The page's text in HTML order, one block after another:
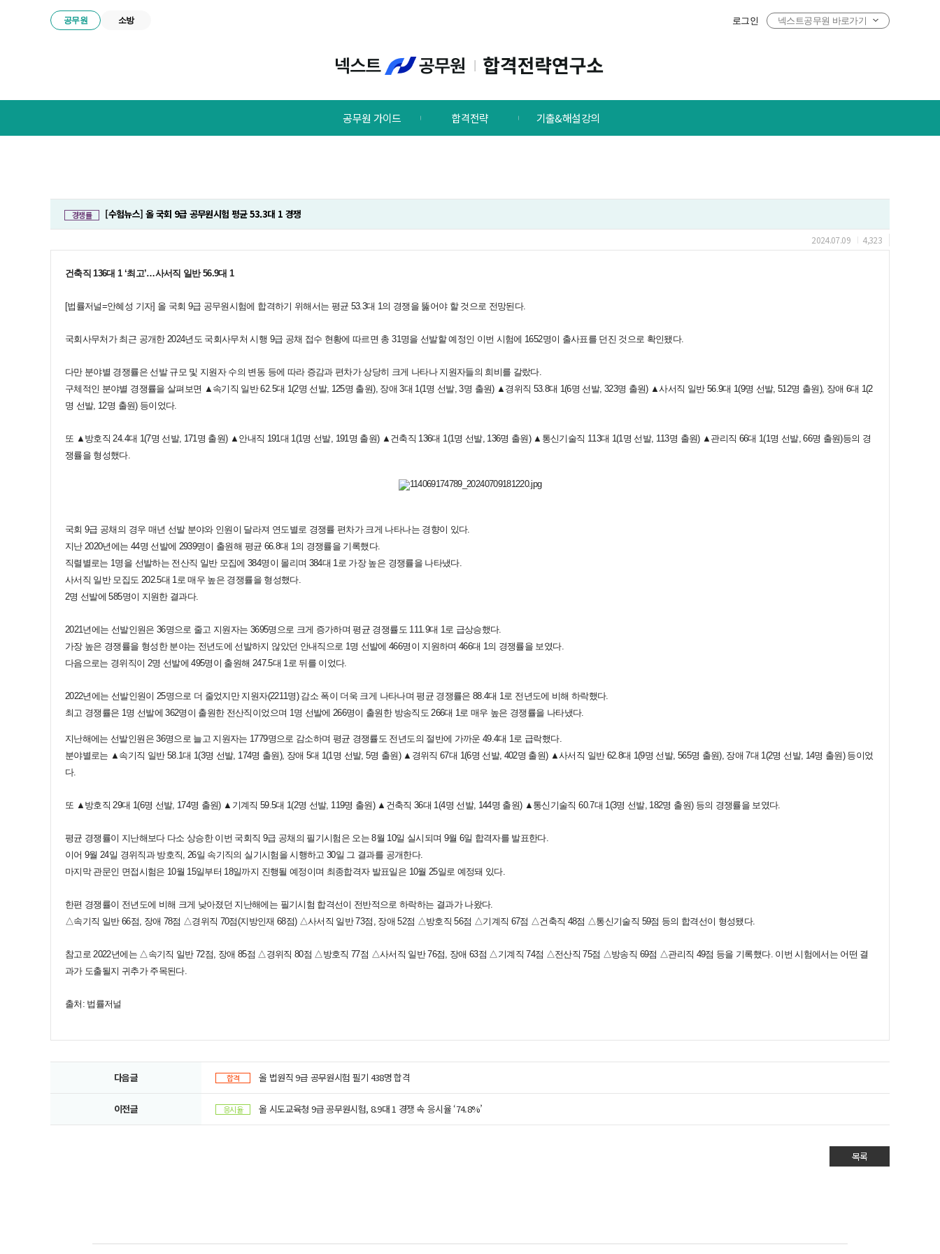
공무원 소방 로그인 넥스트공무원 바로가기
트
공무원 가이드 합격전략 기출&해설강의
경쟁률 [수험뉴스] 올 국회 9급 공무원시험 평균 53.3대 1 경쟁
2024.07.09 4,323
건축직 136대 1 ‘최고’…사서직 일반 56.9대 1
[법률저널=안혜성 기자] 올 국회 9급 공무원시험에 합격하기 위해서는 평균 53.3대 1의 경쟁을 뚫어야 할 것으로 전망된다.
국회사무처가 최근 공개한 2024년도 국회사무처 시행 9급 공채 접수 현황에 따르면 총 31명을 선발할 예정인 이번 시험에 1652명이 출사표를 던진 것으로 확인됐다.
다만 분야별 경쟁률은 선발 규모 및 지원자 수의 변동 등에 따라 증감과 편차가 상당히 크게 나타나 지원자들의 희비를 갈랐다.
구체적인 분야별 경쟁률을 살펴보면 ▲속기직 일반 62.5대 1(2명 선발, 125명 출원), 장애 3대 1(1명 선발, 3명 출원) ▲경위직 53.8대 1(6명 선발, 323명 출원) ▲사서직 일반 56.9대 1(9명 선발, 512명 출원), 장애 6대 1(2
명 선발, 12명 출원) 등이었다.
또 ▲방호직 24.4대 1(7명 선발, 171명 출원) ▲안내직 191대 1(1명 선발, 191명 출원) ▲건축직 136대 1(1명 선발, 136명 출원) ▲통신기술직 113대 1(1명 선발, 113명 출원) ▲관리직 66대 1(1명 선발, 66명 출원)등의 경
쟁률을 형성했다.
국회 9급 공채의 경우 매년 선발 분야와 인원이 달라져 연도별로 경쟁률 편차가 크게 나타나는 경향이 있다.
지난 2020년에는 44명 선발에 2939명이 출원해 평균 66.8대 1의 경쟁률을 기록했다.
직렬별로는 1명을 선발하는 전산직 일반 모집에 384명이 몰리며 384대 1로 가장 높은 경쟁률을 나타냈다.
사서직 일반 모집도 202.5대 1로 매우 높은 경쟁률을 형성했다.
2명 선발에 585명이 지원한 결과다.
2021년에는 선발인원은 36명으로 줄고 지원자는 3695명으로 크게 증가하며 평균 경쟁률도 111.9대 1로 급상승했다.
가장 높은 경쟁률을 형성한 분야는 전년도에 선발하지 않았던 안내직으로 1명 선발에 466명이 지원하며 466대 1의 경쟁률을 보였다.
다음으로는 경위직이 2명 선발에 495명이 출원해 247.5대 1로 뒤를 이었다.
2022년에는 선발인원이 25명으로 더 줄었지만 지원자(2211명) 감소 폭이 더욱 크게 나타나며 평균 경쟁률은 88.4대 1로 전년도에 비해 하락했다.
최고 경쟁률은 1명 선발에 362명이 출원한 전산직이었으며 1명 선발에 266명이 출원한 방송직도 266대 1로 매우 높은 경쟁률을 나타냈다.
지난해에는 선발인원은 36명으로 늘고 지원자는 1779명으로 감소하며 평균 경쟁률도 전년도의 절반에 가까운 49.4대 1로 급락했다.
분야별로는 ▲속기직 일반 58.1대 1(3명 선발, 174명 출원), 장애 5대 1(1명 선발, 5명 출원) ▲경위직 67대 1(6명 선발, 402명 출원) ▲사서직 일반 62.8대 1(9명 선발, 565명 출원), 장애 7대 1(2명 선발, 14명 출원) 등이었
다.
또 ▲방호직 29대 1(6명 선발, 174명 출원) ▲기계직 59.5대 1(2명 선발, 119명 출원) ▲건축직 36대 1(4명 선발, 144명 출원) ▲통신기술직 60.7대 1(3명 선발, 182명 출원) 등의 경쟁률을 보였다.
평균 경쟁률이 지난해보다 다소 상승한 이번 국회직 9급 공채의 필기시험은 오는 8월 10일 실시되며 9월 6일 합격자를 발표한다.
이어 9월 24일 경위직과 방호직, 26일 속기직의 실기시험을 시행하고 30일 그 결과를 공개한다.
마지막 관문인 면접시험은 10월 15일부터 18일까지 진행될 예정이며 최종합격자 발표일은 10월 25일로 예정돼 있다.
한편 경쟁률이 전년도에 비해 크게 낮아졌던 지난해에는 필기시험 합격선이 전반적으로 하락하는 결과가 나왔다.
△속기직 일반 66점, 장애 78점 △경위직 70점(지방인재 68점) △사서직 일반 73점, 장애 52점 △방호직 56점 △기계직 67점 △건축직 48점 △통신기술직 59점 등의 합격선이 형성됐다.
참고로 2022년에는 △속기직 일반 72점, 장애 85점 △경위직 80점 △방호직 77점 △사서직 일반 76점, 장애 63점 △기계직 74점 △전산직 75점 △방송직 69점 △관리직 49점 등을 기록했다. 이번 시험에서는 어떤 결
과가 도출될지 귀추가 주목된다.
출처: 법률저널
다음글 합격 올 법원직 9급 공무원시험 필기 438명 합격
이전글 응시율 올 시도교육청 9급 공무원시험, 8.9대 1 경쟁 속 응시율 ‘74.8%’
목록